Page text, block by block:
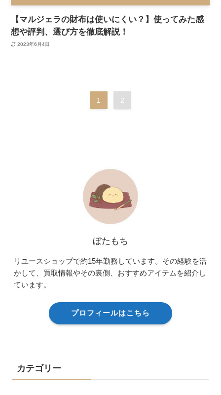
【マルジェラの財布は使いにくい？】使ってみた感
想や評判、選び方を徹底解説！
2023年6月4日
1 2
ぼたもち
リユースショップで約15年勤務しています。その経験を活
かして、買取情報やその裏側、おすすめアイテムを紹介し
ています。
プロフィールはこちら
カテゴリー